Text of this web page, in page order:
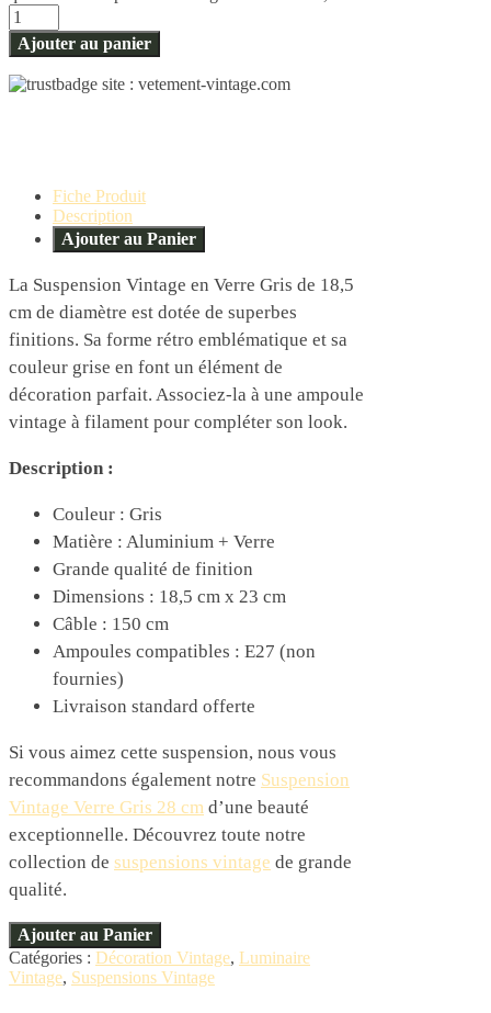
Ajouter au panier
Fiche Produit
Description
Ajouter au Panier
La Suspension Vintage en Verre Gris de 18,5
cm de diamètre est dotée de superbes
finitions. Sa forme rétro emblématique et sa
couleur grise en font un élément de
décoration parfait. Associez-la à une ampoule
vintage à filament pour compléter son look.
Description :
Couleur : Gris
Matière : Aluminium + Verre
Grande qualité de finition
Dimensions : 18,5 cm x 23 cm
Câble : 150 cm
Ampoules compatibles : E27 (non
fournies)
Livraison standard offerte
Si vous aimez cette suspension, nous vous
recommandons également notre Suspension
Vintage Verre Gris 28 cm d’une beauté
exceptionnelle. Découvrez toute notre
collection de suspensions vintage de grande
qualité.
Ajouter au Panier
Catégories : Décoration Vintage, Luminaire
Vintage, Suspensions Vintage